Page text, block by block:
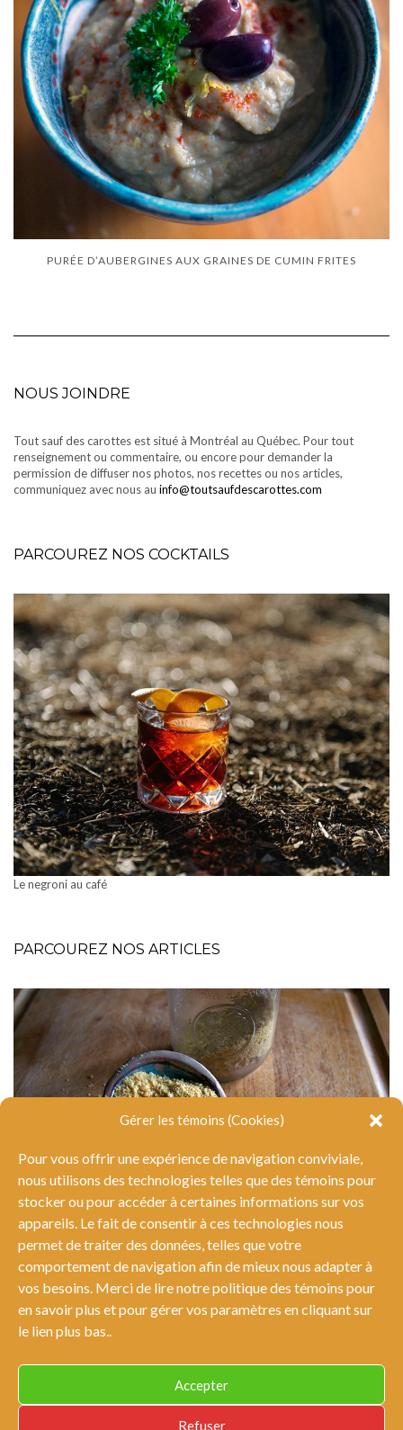
Gérer les témoins (Cookies)
Pour vous offrir une expérience de navigation conviviale,
nous utilisons des technologies telles que des témoins pour
stocker ou pour accéder à certaines informations sur vos
appareils. Le fait de consentir à ces technologies nous
permet de traiter des données, telles que votre
comportement de navigation afin de mieux nous adapter à
vos besoins. Merci de lire notre politique des témoins pour
en savoir plus et pour gérer vos paramètres en cliquant sur
le lien plus bas..
Accepter
Refuser
PURÉE D’AUBERGINES AUX GRAINES DE CUMIN FRITES
NOUS JOINDRE
Tout sauf des carottes est situé à Montréal au Québec. Pour tout
renseignement ou commentaire, ou encore pour demander la
permission de diffuser nos photos, nos recettes ou nos articles,
communiquez avec nous au info@toutsaufdescarottes.com
PARCOUREZ NOS COCKTAILS
Le negroni au café
PARCOUREZ NOS ARTICLES
La levure alimentaire